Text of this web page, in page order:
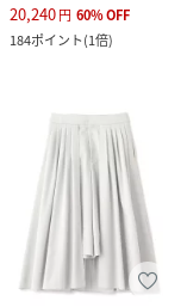
20,240円 60%OFF
184ポイント(1倍)